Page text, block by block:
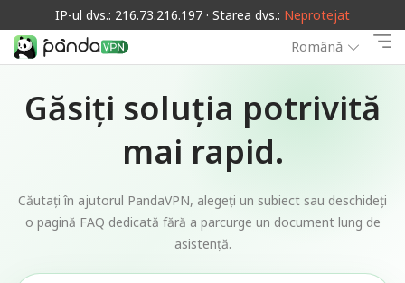
IP-ul dvs.: 216.73.216.197 · Starea dvs.: Neprotejat
Română
Găsiți soluția potrivită
mai rapid.
Căutați în ajutorul PandaVPN, alegeți un subiect sau deschideți
o pagină FAQ dedicată fără a parcurge un document lung de
asistență.